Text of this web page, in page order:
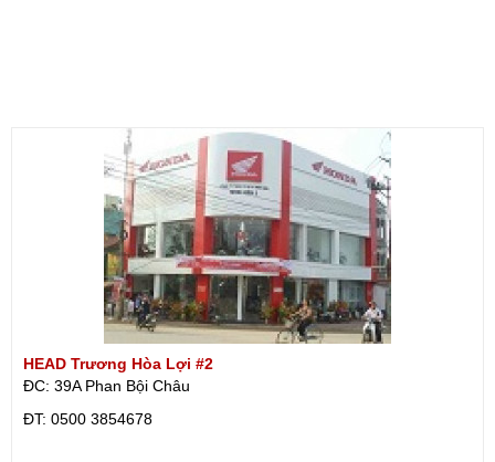
HEAD Trương Hòa Lợi #2
ĐC: 39A Phan Bội Châu
ÐT: 0500 3854678